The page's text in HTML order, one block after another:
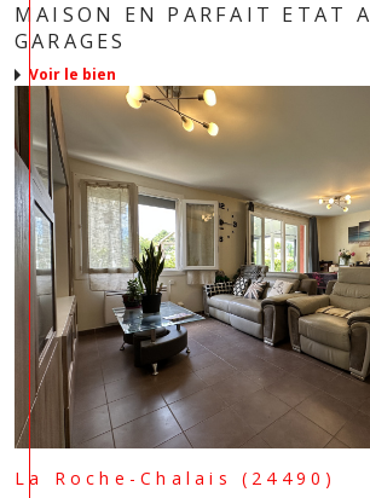
MAISON EN PARFAIT ETAT
GARAGES
voir le bien
La Roche-Chalais (24490)